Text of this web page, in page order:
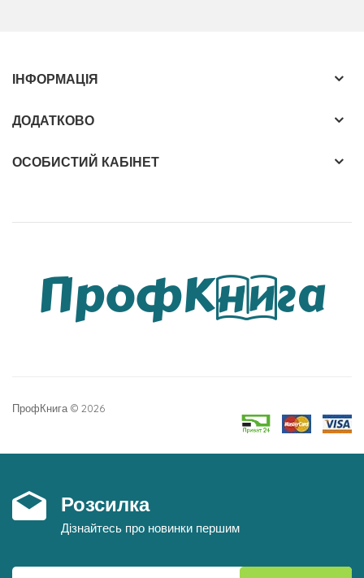
ІНФОРМАЦІЯ
ДОДАТКОВО
ОСОБИСТИЙ КАБІНЕТ
ПрофКнига © 2026
Розсилка
Дізнайтесь про новинки першим